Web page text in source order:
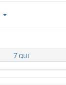
7QUI